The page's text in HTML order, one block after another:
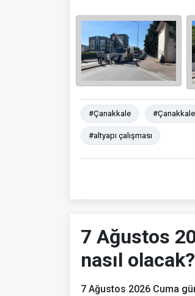
#Çanakkale
#altyapı çalışması
7 Ağustos
nasıl olacak?
7 Ağustos 2026 Cuma